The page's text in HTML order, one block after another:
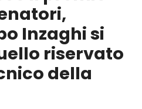
Inzaghi si
riservato
della